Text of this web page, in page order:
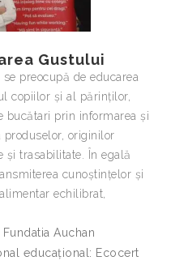
Gustului
se preocupă de educarea
copiilor şi al părinților,
bucătari prin informarea și
produselor, originilor
și trasabilitate. În egală
cunoștințelor și
echilibrat,
Auchan
educațional: Ecocert